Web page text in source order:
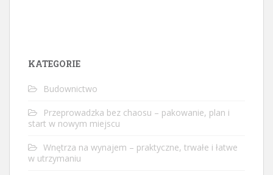
KATEGORIE
Budownictwo
Przeprowadzka bez chaosu – pakowanie, plan i
start w nowym miejscu
Wnętrza na wynajem – praktyczne, trwałe i łatwe
w utrzymaniu